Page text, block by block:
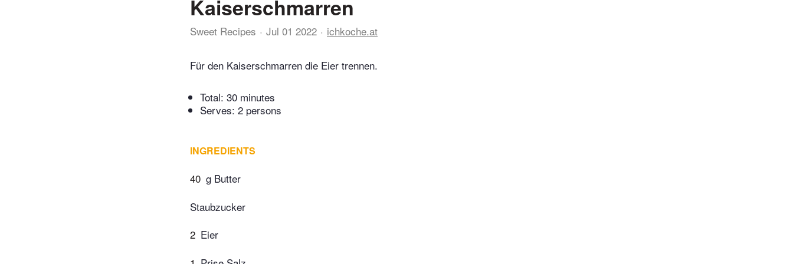
Kaiserschmarren
Sweet Recipes Jul 01 2022 ichkoche.at
Für den Kaiserschmarren die Eier trennen.
Total: 30 minutes
Serves: 2 persons
INGREDIENTS
40 g Butter
Staubzucker
2 Eier